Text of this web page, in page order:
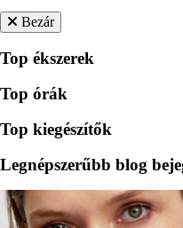
Bezár
Top ékszerek
Top órák
Top kiegészítők
Legnépszerűbb blog